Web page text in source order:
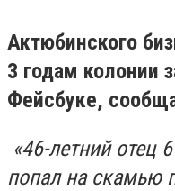
Актюбинского
3 годам колонии
Фейсбуке,
«46-летний отец
попал на скамью